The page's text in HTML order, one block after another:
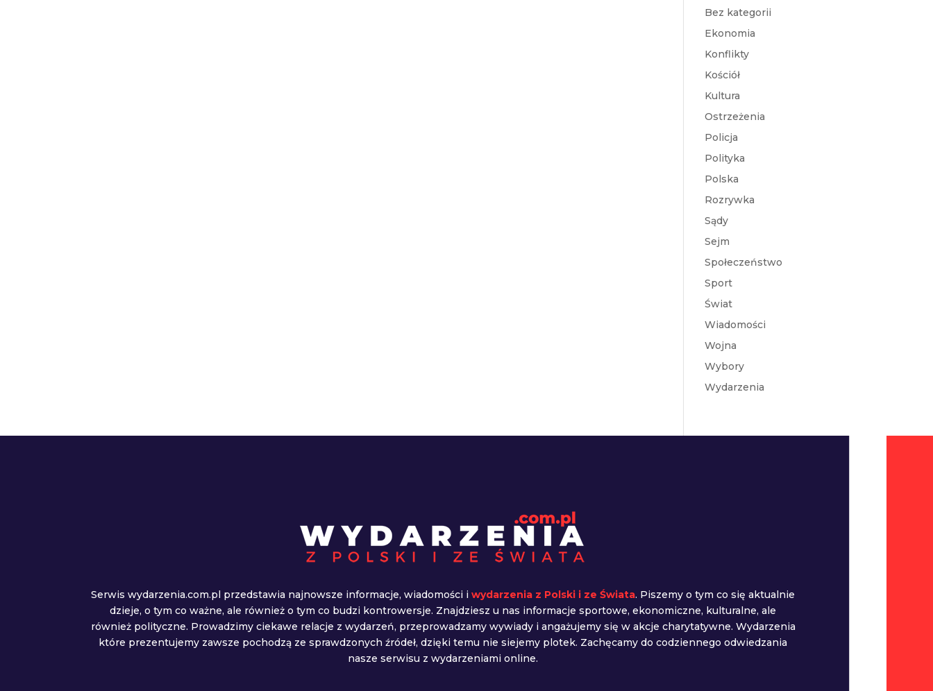
Bez kategorii
Ekonomia
Konflikty
Kościół
Kultura
Ostrzeżenia
Policja
Polityka
Polska
Rozrywka
Sądy
Sejm
Społeczeństwo
Sport
Świat
Wiadomości
Wojna
Wybory
Wydarzenia
Serwis wydarzenia.com.pl przedstawia najnowsze informacje, wiadomości iwydarzenia z Polski i ze Świata. Piszemy o tym co się aktualnie
dzieje, o tym co ważne, ale również o tym co budzi kontrowersje. Znajdziesz u nas informacje sportowe, ekonomiczne, kulturalne, ale
również polityczne. Prowadzimy ciekawe relacje z wydarzeń, przeprowadzamy wywiady i angażujemy się w akcje charytatywne. Wydarzenia
które prezentujemy zawsze pochodzą ze sprawdzonych źródeł, dzięki temu nie siejemy plotek. Zachęcamy do codziennego odwiedzania
nasze serwisu z wydarzeniami online.